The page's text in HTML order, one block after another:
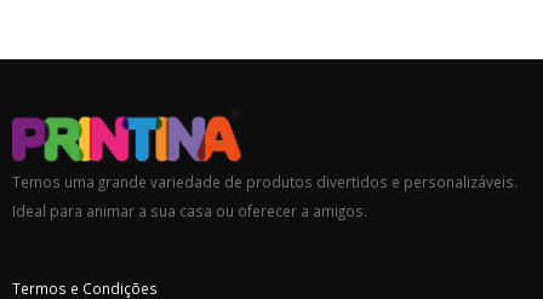
Temos uma grande variedade de produtos divertidos e personalizáveis.
Ideal para animar a sua casa ou oferecer a amigos.
Termos e Condições